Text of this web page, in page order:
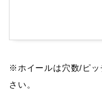
※ホイールは穴数/ピッ
さい。